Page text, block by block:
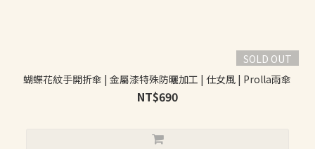
SOLD OUT
蝴蝶花紋手開折傘 | 金屬漆特殊防曬加工 | 仕女風 | Prolla雨傘
NT$690